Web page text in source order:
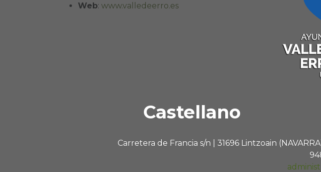
Castellano
Carretera de Francia s/n | 31696 Lintzoain
Web: www.valledeerro.es